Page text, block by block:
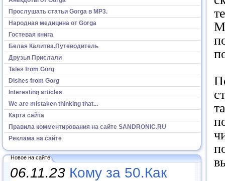
Прослушать статьи Gorga в МР3.
Народная медицина от Gorga
Гостевая книга
Белая Калитва.Путеводитель
Друзья Прислали
Tales from Gorg
Dishes from Gorg
Interesting articles
We are mistaken thinking that...
Карта сайта
Правила комментирования на сайте SANDRONIC.RU
Реклама на сайте
Новое на сайте
06.11.23 Кому за 50.Как